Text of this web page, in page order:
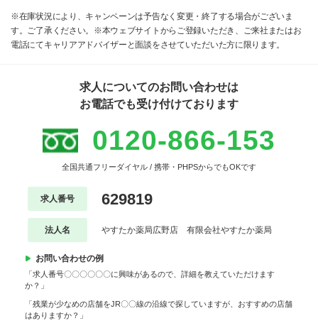
※在庫状況により、キャンペーンは予告なく変更・終了する場合がございま
す。ご了承ください。※本ウェブサイトからご登録いただき、ご来社またはお
電話にてキャリアアドバイザーと面談をさせていただいた方に限ります。
求人についてのお問い合わせは
お電話でも受け付けております
0120-866-153
全国共通フリーダイヤル / 携帯・PHPSからでもOKです
求人番号 629819
法人名 やすたか薬局広野店 有限会社やすたか薬局
お問い合わせの例
「求人番号〇〇〇〇〇〇に興味があるので、詳細を教えていただけます
か？」
「残業が少なめの店舗をJR〇〇線の沿線で探していますが、おすすめの店舗
はありますか？」